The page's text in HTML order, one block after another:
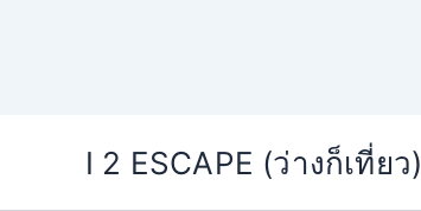
I 2 ESCAPE (ว่างก็เที่ยว)